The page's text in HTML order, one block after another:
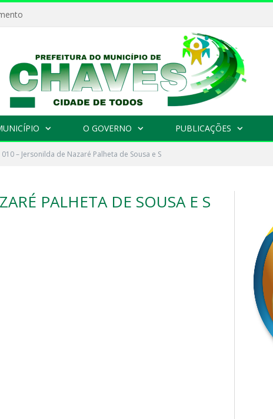
O GOVERNO PUBLICAÇÕES
010 – Jersonilda de Nazaré Palheta de Sousa e S
PALHETA DE SOUSA E S